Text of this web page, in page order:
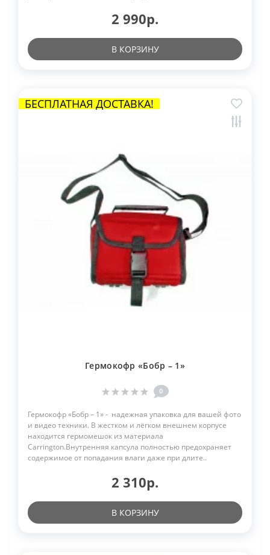
2 990р.
В КОРЗИНУ
БЕСПЛАТНАЯ ДОСТАВКА!
Гермокофр «Бобр – 1»
0
Гермокофр «Бобр – 1» - надежная упаковка для вашей фото
и видео техники. В жестком и лёгком внешнем корпусе
находится гермомешок из материала
Carrington.Внутренняя капсула полностью предохраняет
содержимое от попадания влаги даже при длите..
2 310р.
В КОРЗИНУ